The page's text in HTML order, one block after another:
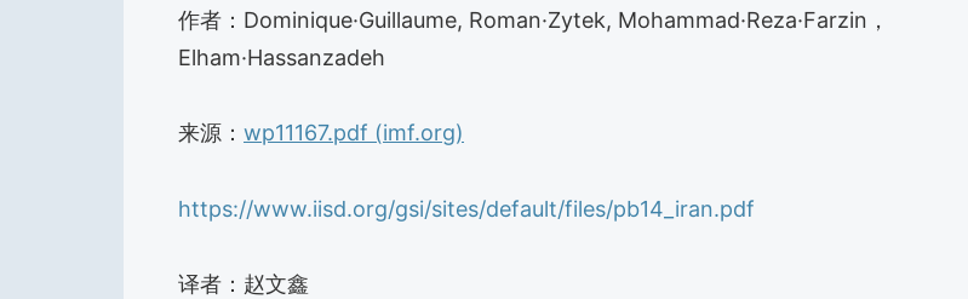
作者：Dominique·Guillaume, Roman·Zytek, Mohammad·Reza·Farzin，
Elham·Hassanzadeh
来源： wp11167.pdf (imf.org)
https://www.iisd.org/gsi/sites/default/files/pb14_iran.pdf
译者：赵文鑫